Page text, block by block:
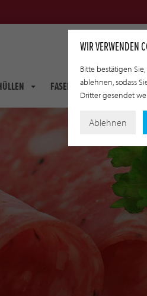
FASERDÄRME NETZE
WIR VERWENDEN
Bitte bestätigen
ablehnen, sodass
Dritter gesendet
Ablehnen